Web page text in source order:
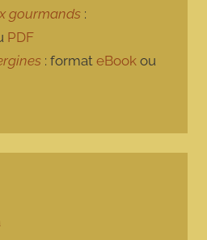
gourmands :
PDF
: formateBook ou